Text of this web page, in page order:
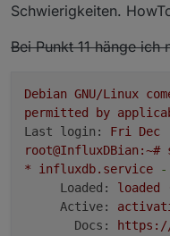
#deb http://
deb http://
deb http://
deb http://
# security
#deb
deb http://
Schwierigkeiten.
Bei Punkt 11 hänge ich
Debian GNU/Linux
permitted
by
Last login:
Fri Dec
root@InfluxDBian:~#
*
influxdb.service -
Loaded:
loaded
Active:
Docs: